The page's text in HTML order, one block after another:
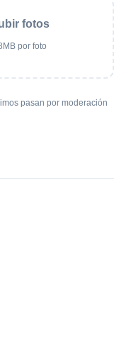
fotos
por foto
pasan por moderación